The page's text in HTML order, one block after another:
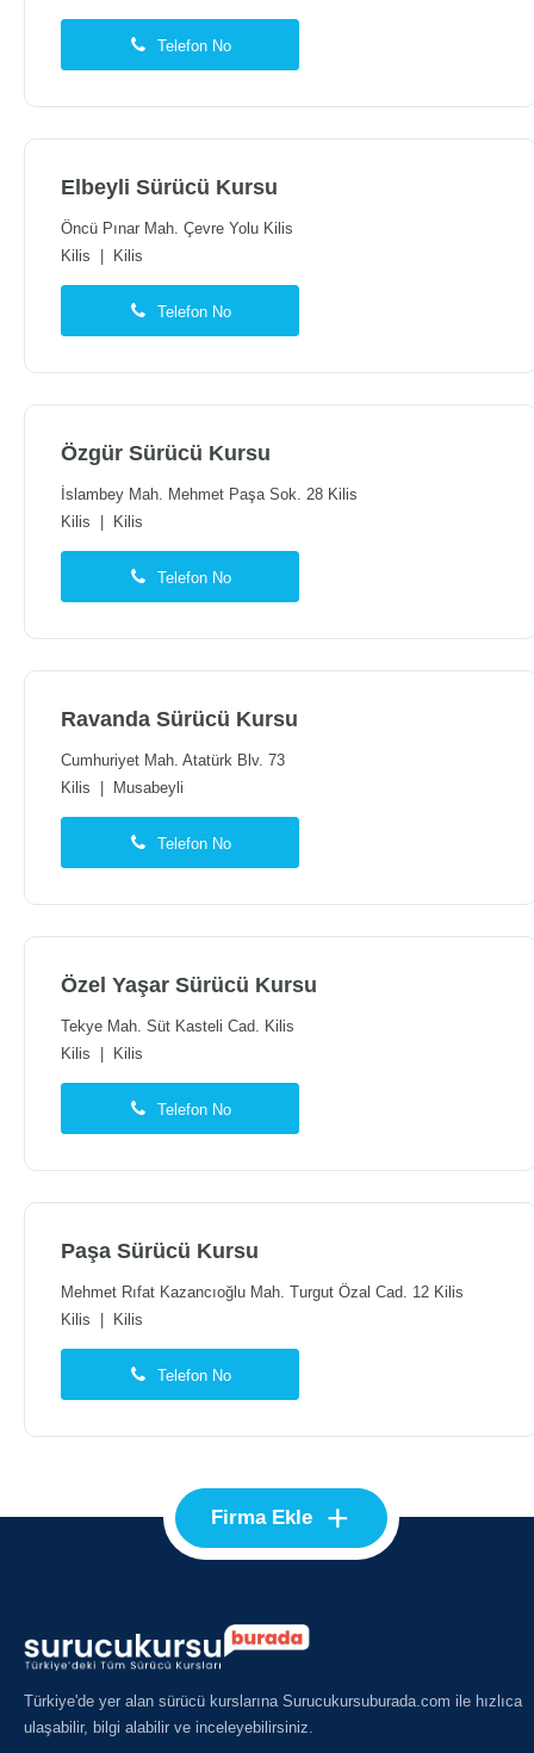
Telefon No
Elbeyli Sürücü Kursu
Öncü Pınar Mah. Çevre Yolu Kilis
Kilis
Kilis
Telefon No
Özgür Sürücü Kursu
İslambey Mah. Mehmet Paşa Sok. 28 Kilis
Kilis
Kilis
Telefon No
Ravanda Sürücü Kursu
Cumhuriyet Mah. Atatürk Blv. 73
Kilis
Musabeyli
Telefon No
Özel Yaşar Sürücü Kursu
Tekye Mah. Süt Kasteli Cad. Kilis
Kilis
Kilis
Telefon No
Paşa Sürücü Kursu
Mehmet Rıfat Kazancıoğlu Mah. Turgut Özal Cad. 12 Kilis
Kilis
Kilis
Telefon No
Firma Ekle +
Türkiye'de yer alan sürücü kurslarına Surucukursuburada.com ile hızlıca
ulaşabilir, bilgi alabilir ve inceleyebilirsiniz.